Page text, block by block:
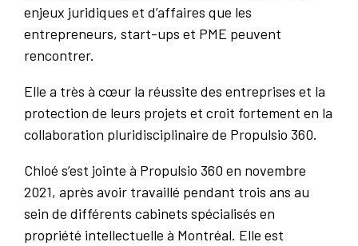
enjeux juridiques et d’affaires que les
entrepreneurs, start-ups et PME peuvent
rencontrer.
Elle a très à cœur la réussite des entreprises et la
protection de leurs projets et croit fortement en la
collaboration pluridisciplinaire de Propulsio 360.
Chloé s’est jointe à Propulsio 360 en novembre
2021, après avoir travaillé pendant trois ans au
sein de différents cabinets spécialisés en
propriété intellectuelle à Montréal. Elle est